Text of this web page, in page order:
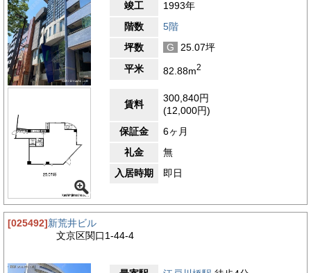
駅からの距離
設備
耐震性
エントランス
竣工
1993年
階数
5階
坪数
G
25.07坪
平米
82.88m2
賃料
300,840円
(12,000円)
保証金
6ヶ月
礼金
無
入居時期
即日
[025492]新荒井ビル
文京区関口1-44-4